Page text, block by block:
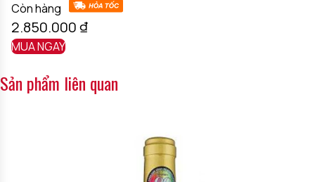
Còn hàng
2.850.000₫
MUA NGAY
Sản phẩm liên quan